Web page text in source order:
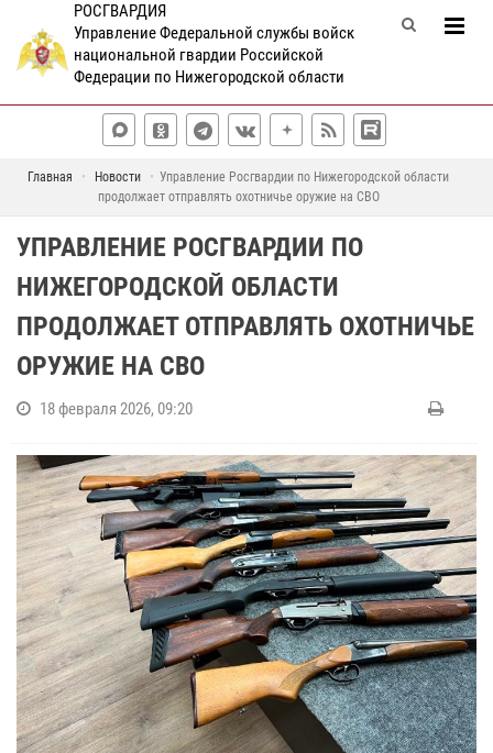
РОСГВАРДИЯ
Управление Федеральной службы войск
национальной гвардии Российской
Федерации по Нижегородской области
Главная Новости
Управление Росгвардии по Нижегородской области
продолжает отправлять охотничье оружие на СВО
УПРАВЛЕНИЕ РОСГВАРДИИ ПО
НИЖЕГОРОДСКОЙ ОБЛАСТИ
ПРОДОЛЖАЕТ ОТПРАВЛЯТЬ ОХОТНИЧЬЕ
ОРУЖИЕ НА СВО
18 февраля 2026, 09:20